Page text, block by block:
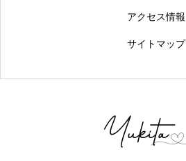
アクセス情報
サイトマップ